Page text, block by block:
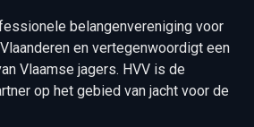
belangenvereniging voor
en vertegenwoordigt een
Vlaamse jagers. HVV is de
op het gebied van jacht voor de